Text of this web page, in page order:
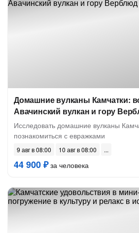
Домашние вулканы Камчатки:
Авачинский вулкан и гору
Исследовать домашние вулканы
познакомиться с евражками
9 авг в 08:00 10 авг в 08:00
44 900 ₽за человека